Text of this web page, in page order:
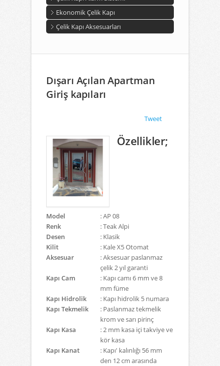
Ekonomik Çelik Kapı
Çelik Kapı Aksesuarları
Dışarı Açılan Apartman
Giriş kapıları
Tweet
Özellikler;
Model
: AP 08
Renk
: Teak Alpi
Desen
: Klasik
Kilit
: Kale X5 Otomat
Aksesuar
: Aksesuar paslanmaz
çelik 2 yıl garanti
Kapı Cam
: Kapı camı 6 mm ve 8
mm füme
Kapı Hidrolik
: Kapı hidrolik 5 numara
Kapı Tekmelik
: Paslanmaz tekmelik
krom ve sarı pirinç
Kapı Kasa
: 2 mm kasa içi takviye ve
kör kasa
Kapı Kanat
: Kapı' kalınlığı 56 mm
den 12 cm arasında